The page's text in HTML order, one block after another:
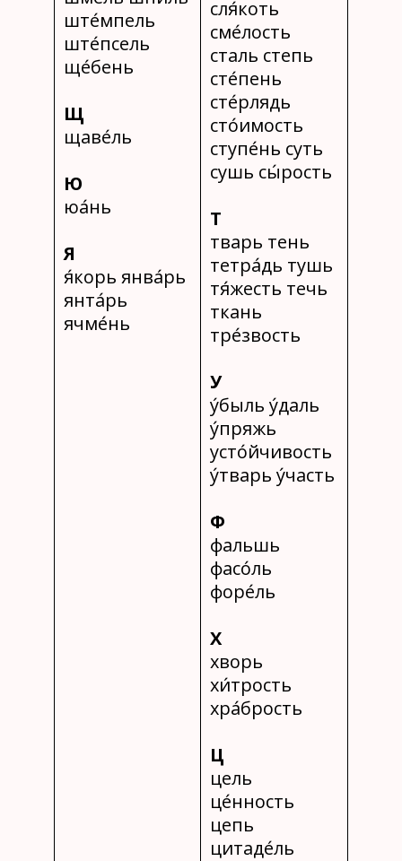
ште́мпель
ште́псель
ще́бень
Щ
щаве́ль
Ю
юа́нь
Я
я́корь янва́рь
янта́рь
ячме́нь
сля́коть
сме́лость
сталь степь
сте́пень
сте́рлядь
сто́имость
ступе́нь суть
сушь сы́рость
Т
тварь тень
тетра́дь тушь
тя́жесть течь
ткань
тре́звость
У
у́быль у́даль
у́пряжь
усто́йчивость
у́тварь у́часть
Ф
фальшь
фасо́ль
форе́ль
Х
хворь
хи́трость
хра́брость
Ц
цель
це́нность
цепь
цитаде́ль